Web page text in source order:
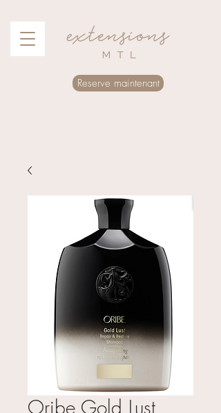
Reserve maintenant
Oribe Gold Lust